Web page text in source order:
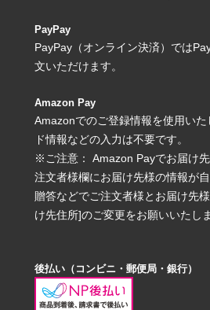
PayPay
PayPay（オンライン決済）では
文いただけます。
Amazon Pay
Amazonでのご登録情報を使用い
ド情報などの入力は不要です。
※ご注意： Amazon Payでお届け
注文者様欄にお届け先様の情報が
贈答などでご注文者様とお届け先
け先住所]のご変更をお願いいたしま
後払い（コンビニ・郵便局・銀行）